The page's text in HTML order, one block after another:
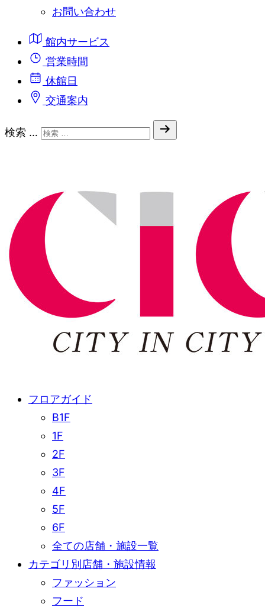
お問い合わせ
館内サービス
営業時間
休館日
交通案内
検索 …
フロアガイド
B1F
1F
2F
3F
4F
5F
6F
全ての店舗・施設一覧
カテゴリ別店舗・施設情報
ファッション
フード